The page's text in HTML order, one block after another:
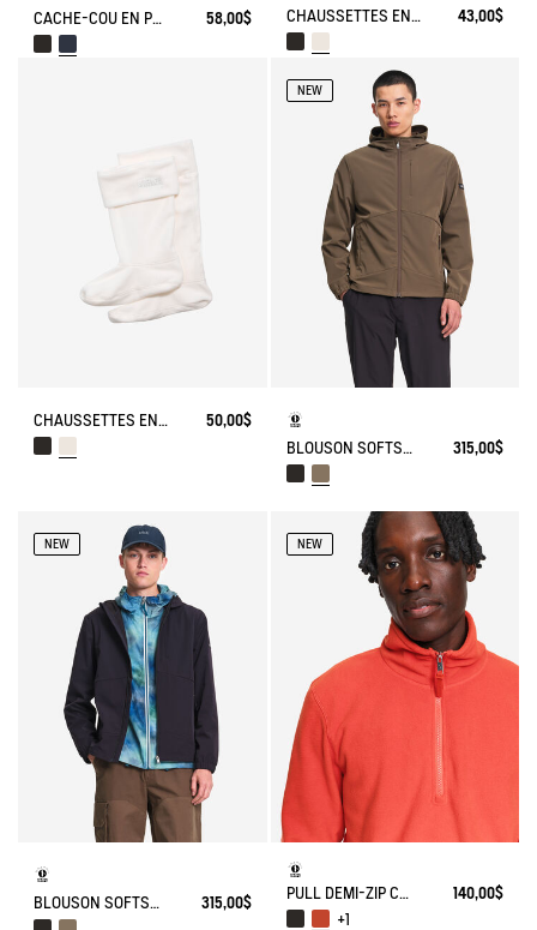
CACHE-COU EN POLAIRE 58,00$ CHAUSSETTES EN POLAIRE POUR BOTTES MI-HAUTEUR 43,00$
CHAUSSETTES EN POLAIRE POUR BOTTES HAUTES 50,00$
NEW
BLOUSON SOFTSHELL® COUPE-VENT À CAPUCHE AVEC POCHES CACHÉES 315,00$
NEW
BLOUSON SOFTSHELL® COUPE-VENT À CAPUCHE AVEC POCHES CACHÉES 315,00$
NEW
PULL DEMI-ZIP COL MONTANT EN MICRO POLAIRE
140,00$
+1